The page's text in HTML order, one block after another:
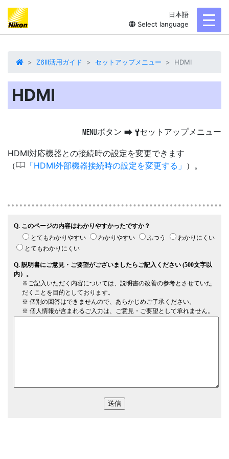
日本語
Select language
Z6III活用ガイド セットアップメニュー HDMI
HDMI
Gボタン U Bセットアップメニュー
HDMI対応機器との接続時の設定を変更できます
（0 HDMI外部機器接続時の設定を変更する ）。